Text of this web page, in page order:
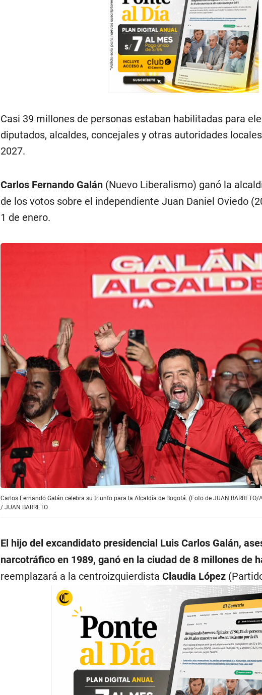
Casi 39 millones de personas estaban habilitadas para
diputados, alcaldes, concejales y otras autoridades
2027.
Carlos Fernando Galán(Nuevo Liberalismo) ganó la
de los votos sobre el independiente Juan Daniel Oviedo
1 de enero.
Carlos Fernando Galán celebra su triunfo para la Alcaldía de Bogotá. (Foto de JUAN BARRETO/
/ JUAN BARRETO
El hijo del excandidato presidencial Luis Carlos Galán,
narcotráfico en 1989, ganó en la ciudad de 8 millones de
reemplazará a la centroizquierdista Claudia López